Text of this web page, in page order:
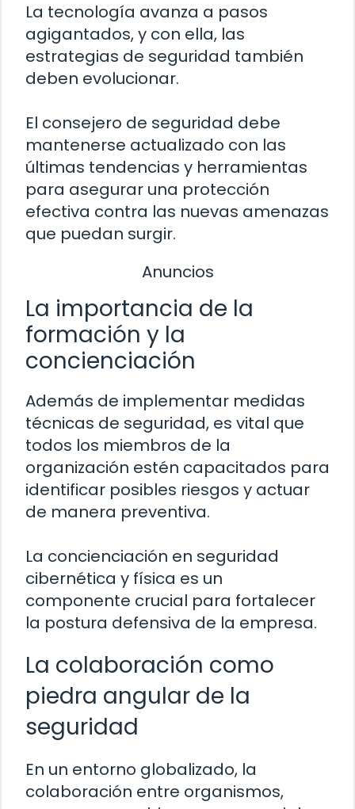
La tecnología avanza a pasos
agigantados, y con ella, las
estrategias de seguridad también
deben evolucionar.
El consejero de seguridad debe
mantenerse actualizado con las
últimas tendencias y herramientas
para asegurar una protección
efectiva contra las nuevas amenazas
que puedan surgir.
Anuncios
La importancia de la
formación y la
concienciación
Además de implementar medidas
técnicas de seguridad, es vital que
todos los miembros de la
organización estén capacitados para
identificar posibles riesgos y actuar
de manera preventiva.
La concienciación en seguridad
cibernética y física es un
componente crucial para fortalecer
la postura defensiva de la empresa.
La colaboración como
piedra angular de la
seguridad
En un entorno globalizado, la
colaboración entre organismos,